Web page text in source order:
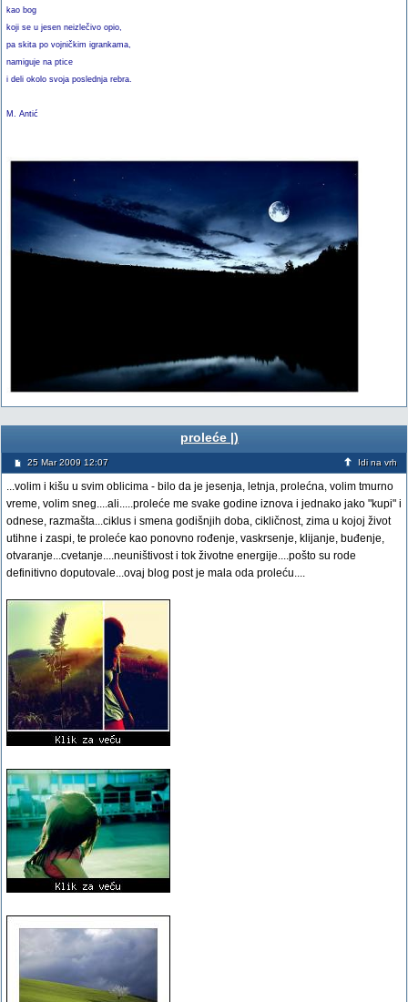
kao bog
koji se u jesen neizlečivo opio,
pa skita po vojničkim igrankama,
namiguje na ptice
i deli okolo svoja poslednja rebra.
M. Antić
proleće |)
25 Mar 2009 12:07 Idi na vrh
...volim i kišu u svim oblicima - bilo da je jesenja, letnja, prolećna, volim tmurno
vreme, volim sneg....ali.....proleće me svake godine iznova i jednako jako "kupi" i
odnese, razmašta...ciklus i smena godišnjih doba, cikličnost, zima u kojoj život
utihne i zaspi, te proleće kao ponovno rođenje, vaskrsenje, klijanje, buđenje,
otvaranje...cvetanje....neuništivost i tok životne energije....pošto su rode
definitivno doputovale...ovaj blog post je mala oda proleću....